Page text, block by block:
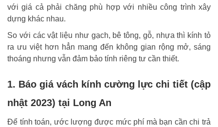
với giá cả phải chăng phù hợp với nhiều công trình xây
dựng khác nhau.
So với các vật liệu như gạch, bê tông, gỗ, nhựa thì kính tỏ
ra ưu việt hơn hẳn mang đến không gian rộng mở, sáng
thoáng nhưng vẫn đảm bảo tính riêng tư cần thiết.
1. Báo giá vách kính cường lực chi tiết (cập
nhật 2023) tại Long An
Để tính toán, ước lượng được mức phí mà bạn cần chi trả